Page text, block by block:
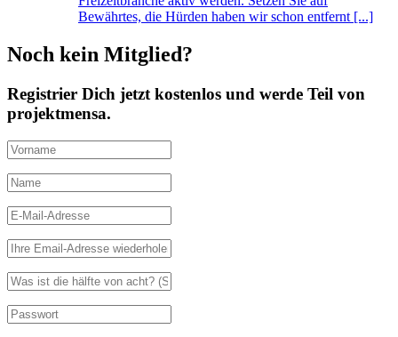
Bewährtes, die Hürden haben wir schon entfernt [...]
Noch kein Mitglied?
Registrier Dich jetzt kostenlos und werde Teil von
projektmensa.